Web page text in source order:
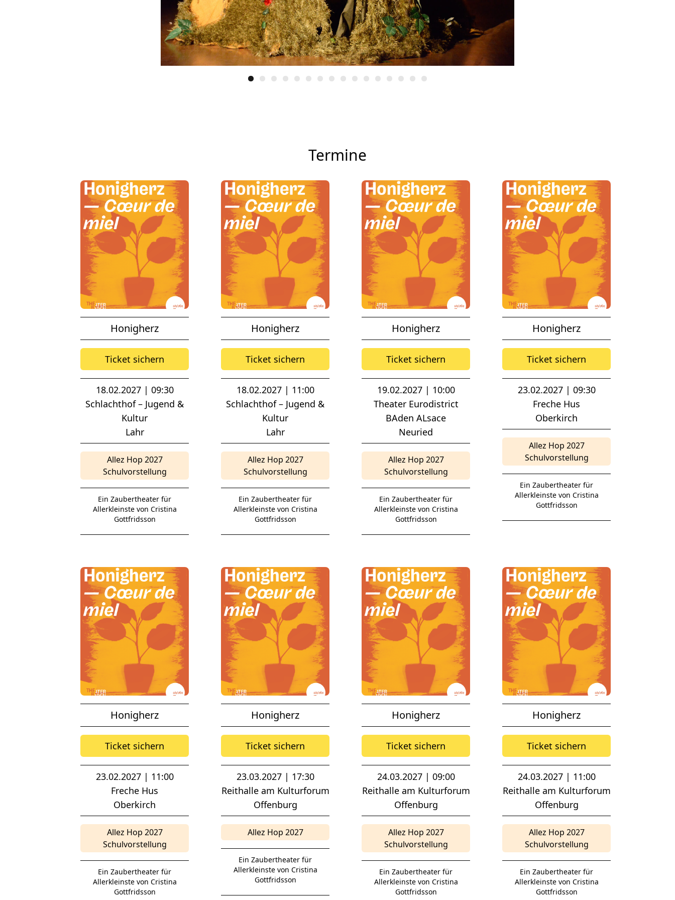
Termine
Honigherz
Ticket sichern
18.02.2027 | 09:30
Schlachthof – Jugend &
Kultur
Lahr
Allez Hop 2027
Schulvorstellung
Ein Zaubertheater für
Allerkleinste von Cristina
Gottfridsson
Honigherz
Ticket sichern
18.02.2027 | 11:00
Schlachthof – Jugend &
Kultur
Lahr
Allez Hop 2027
Schulvorstellung
Ein Zaubertheater für
Allerkleinste von Cristina
Gottfridsson
Honigherz
Ticket sichern
19.02.2027 | 10:00
Theater Eurodistrict
BAden ALsace
Neuried
Allez Hop 2027
Schulvorstellung
Ein Zaubertheater für
Allerkleinste von Cristina
Gottfridsson
Honigherz
Ticket sichern
23.02.2027 | 09:30
Freche Hus
Oberkirch
Allez Hop 2027
Schulvorstellung
Ein Zaubertheater für
Allerkleinste von Cristina
Gottfridsson
Honigherz
Ticket sichern
23.02.2027 | 11:00
Freche Hus
Oberkirch
Allez Hop 2027
Schulvorstellung
Ein Zaubertheater für
Allerkleinste von Cristina
Gottfridsson
Honigherz
Ticket sichern
23.03.2027 | 17:30
Reithalle am Kulturforum
Offenburg
Allez Hop 2027
Ein Zaubertheater für
Allerkleinste von Cristina
Gottfridsson
Honigherz
Ticket sichern
24.03.2027 | 09:00
Reithalle am Kulturforum
Offenburg
Allez Hop 2027
Schulvorstellung
Ein Zaubertheater für
Allerkleinste von Cristina
Gottfridsson
Honigherz
Ticket sichern
24.03.2027 | 11:00
Reithalle am Kulturforum
Offenburg
Allez Hop 2027
Schulvorstellung
Ein Zaubertheater für
Allerkleinste von Cristina
Gottfridsson